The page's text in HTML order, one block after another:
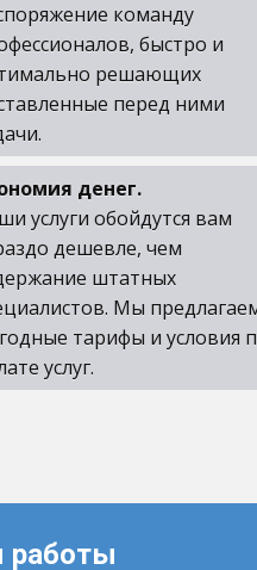
команду
быстро и
решающих
перед ними
денег.
услуги обойдутся вам
дешевле, чем
штатных
Мы
тарифы и условия
услуг.
работы